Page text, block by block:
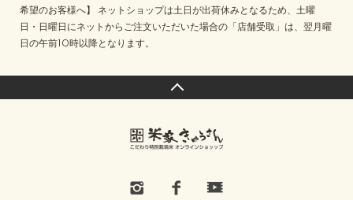
希望のお客様へ】 ネットショップは土日が出荷休みとなるため、土曜
日・日曜日にネットからご注文いただいた場合の「店舗受取」は、翌月曜
日の午前10時以降となります。